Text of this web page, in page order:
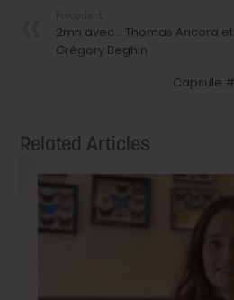
2mn avec… Thomas Ancora et
Grégory Beghin
Capsule
Related Articles